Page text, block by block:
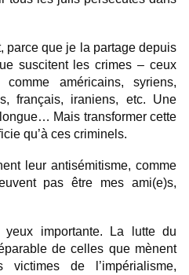
parce que je la partage depuis
suscitent les crimes – ceux
américains, syriens,
français, iraniens, etc. Une
Mais transformer cette
qu’à ces criminels.
leur antisémitisme, comme
pas être mes ami(e)s,
importante. La lutte du
de celles que mènent
de l’impérialisme,